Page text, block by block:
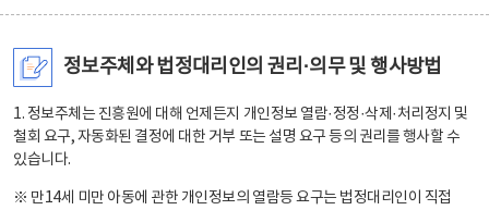
정보주체와 법정대리인의 권리·의무 및 행사방법
1. 정보주체는 진흥원에 대해 언제든지 개인정보 열람·정정·삭제·처리정지 및
철회 요구, 자동화된 결정에 대한 거부 또는 설명 요구 등의 권리를 행사할 수
있습니다.
※ 만14세 미만 아동에 관한 개인정보의 열람등 요구는 법정대리인이 직접